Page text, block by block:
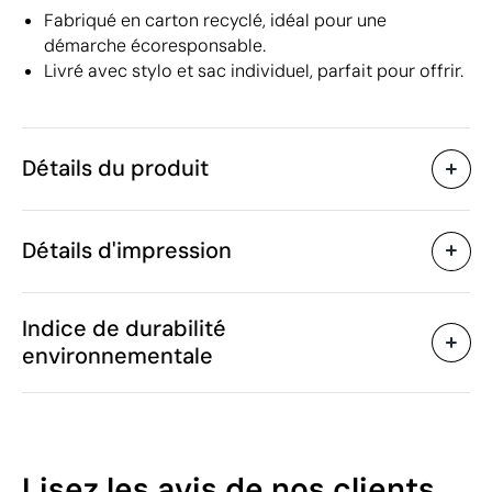
Fabriqué en carton recyclé, idéal pour une
démarche écoresponsable.
Livré avec stylo et sac individuel, parfait pour offrir.
Détails du produit
Caractéristiques
Code du produit
Poids
Matière
Chine
Détails d'impression
Indice de durabilité
environnementale
46